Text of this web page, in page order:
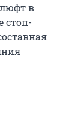
в
стоп-